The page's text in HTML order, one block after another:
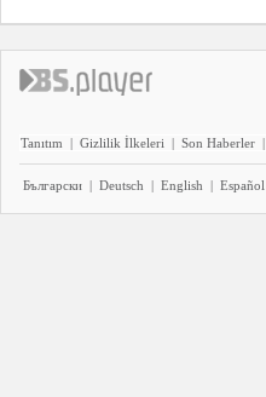
Tanıtım | Gizlilik İlkeleri | Son Haberler |
Български | Deutsch | English | Español